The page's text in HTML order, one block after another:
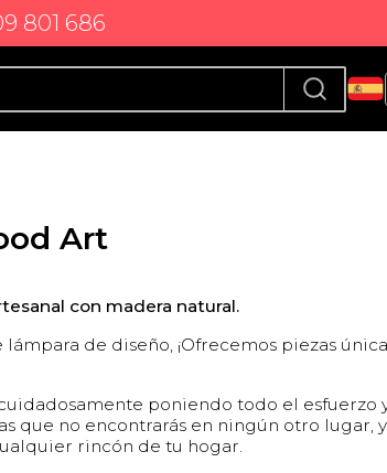
801 686
Art
con madera natural.
de diseño, ¡Ofrecemos piezas
poniendo todo el esfuerzo
que no encontrarás en ningún otro lugar,
rincón de tu hogar.